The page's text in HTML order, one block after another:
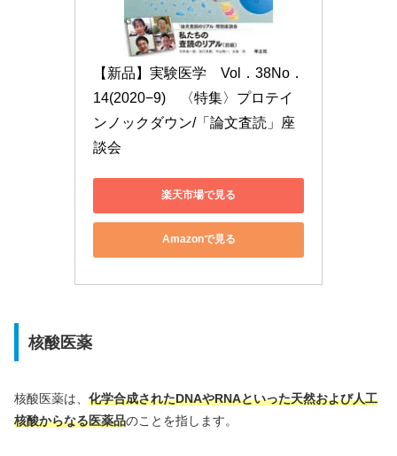
【新品】実験医学　Vol．38No．
14(2020−9)　〈特集〉プロテイ
ンノックダウン/「論文査読」座
談会
楽天市場で見る
Amazonで見る
核酸医薬
核酸医薬は、 化学合成されたDNAやRNAといった天然および人工
核酸からなる医薬品のことを指します。